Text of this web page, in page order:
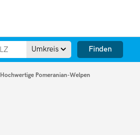
Umkreis Finden
Hochwertige Pomeranian-Welpen